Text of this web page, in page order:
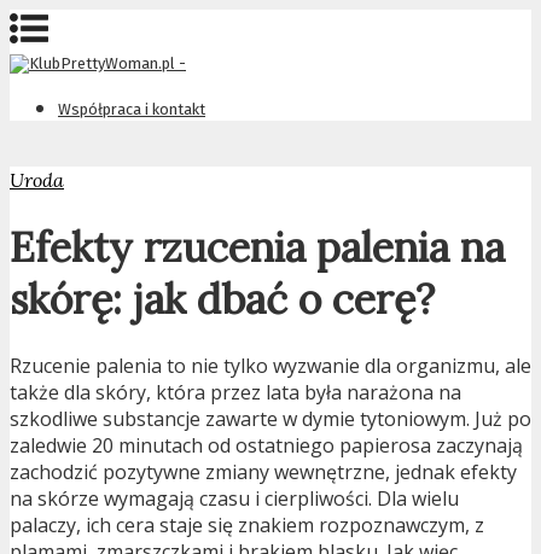
Współpraca i kontakt
Uroda
Efekty rzucenia palenia na
skórę: jak dbać o cerę?
Rzucenie palenia to nie tylko wyzwanie dla organizmu, ale
także dla skóry, która przez lata była narażona na
szkodliwe substancje zawarte w dymie tytoniowym. Już po
zaledwie 20 minutach od ostatniego papierosa zaczynają
zachodzić pozytywne zmiany wewnętrzne, jednak efekty
na skórze wymagają czasu i cierpliwości. Dla wielu
palaczy, ich cera staje się znakiem rozpoznawczym, z